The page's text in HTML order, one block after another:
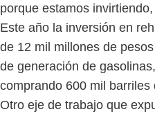
porque estamos
Este año la inversión en
de 12 mil millones de
de generación de
comprando 600 mil barriles
Otro eje de trabajo que